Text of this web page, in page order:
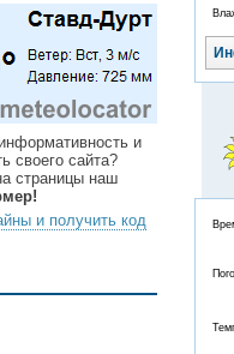
и
своего сайта?
страницы наш
и получить код